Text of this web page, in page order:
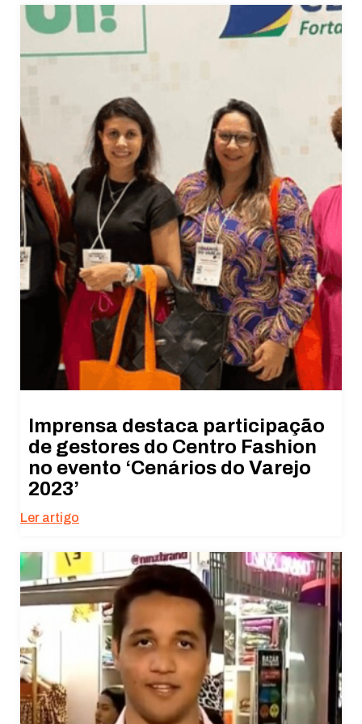
Imprensa destaca participação
de gestores do Centro Fashion
no evento ‘Cenários do Varejo
2023’
Ler artigo
Necessário
Esses cookies
não são
opcionais. São
necessários
para o
funcionamento
do site.